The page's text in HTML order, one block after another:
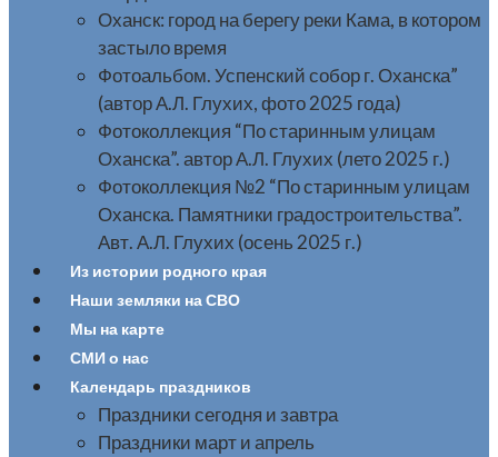
Оханск: город на берегу реки Кама, в котором
застыло время
Фотоальбом. Успенский собор г. Оханска”
(автор А.Л. Глухих, фото 2025 года)
Фотоколлекция “По старинным улицам
Оханска”. автор А.Л. Глухих (лето 2025 г.)
Фотоколлекция №2 “По старинным улицам
Оханска. Памятники градостроительства”.
Авт. А.Л. Глухих (осень 2025 г.)
Из истории родного края
Наши земляки на СВО
Мы на карте
СМИ о нас
Календарь праздников
Праздники сегодня и завтра
Праздники март и апрель